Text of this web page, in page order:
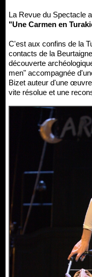
La Revue du Spectacle
"Une Carmen en
C'est aux confins de la
contacts de la
découverte
men" accompagnée
Bizet auteur d'une
vite résolue et une